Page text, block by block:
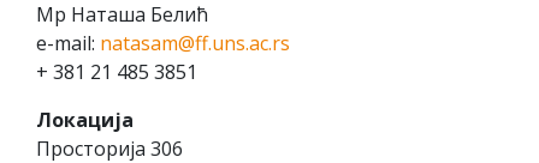
Мр Наташа Белић
e-mail: natasam@ff.uns.ac.rs
+ 381 21 485 3851
Локација
Просторија 306